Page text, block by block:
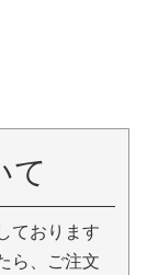
て
ております
ら、ご注文